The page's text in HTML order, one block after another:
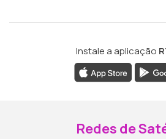
Instale a aplicação
Redes de